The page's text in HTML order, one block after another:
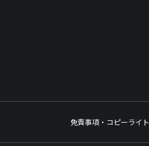
免責事項・コピーライト